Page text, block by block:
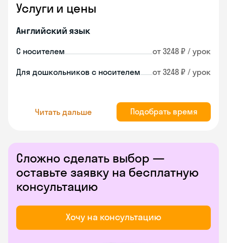
Услуги и цены
Английский язык
С носителем от 3248 ₽ / урок
Для дошкольников с носителем от 3248 ₽ / урок
Читать дальше Подобрать время
Сложно сделать выбор —
оставьте заявку на бесплатную
консультацию
Хочу на консультацию